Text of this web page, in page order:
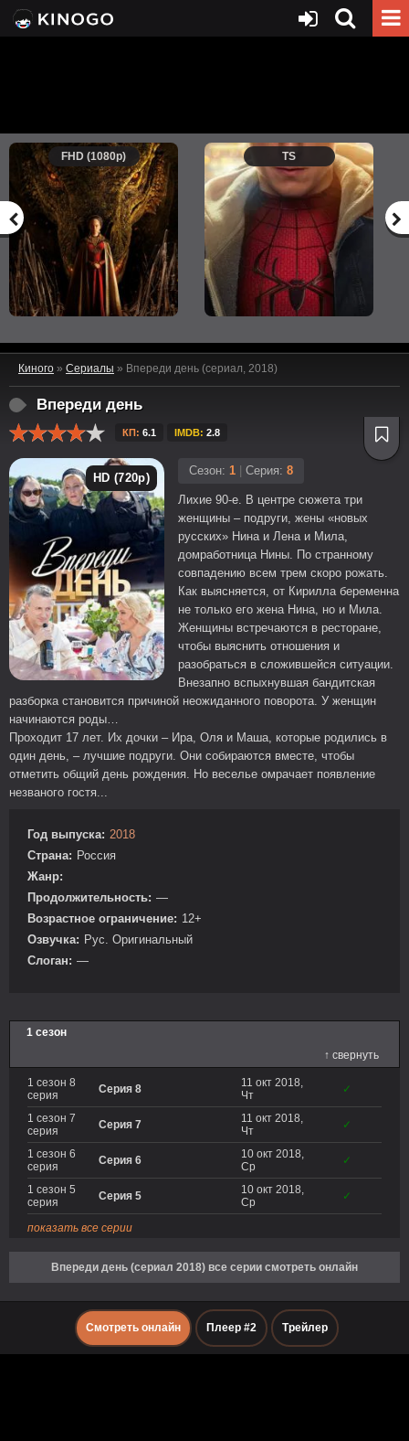
FHD (1080p) TS
Киного » Сериалы » Впереди день (сериал, 2018)
Впереди день
КП: 6.1 IMDB: 2.8
HD (720p)
Сезон: 1 Серия: 8
Лихие 90-е. В центре сюжета три
женщины – подруги, жены «новых
русских» Нина и Лена и Мила,
домработница Нины. По странному
совпадению всем трем скоро рожать.
Как выясняется, от Кирилла беременна
не только его жена Нина, но и Мила.
Женщины встречаются в ресторане,
чтобы выяснить отношения и
разобраться в сложившейся ситуации.
Внезапно вспыхнувшая бандитская
разборка становится причиной неожиданного поворота. У женщин
начинаются роды…
Проходит 17 лет. Их дочки – Ира, Оля и Маша, которые родились в
один день, – лучшие подруги. Они собираются вместе, чтобы
отметить общий день рождения. Но веселье омрачает появление
незваного гостя...
Год выпуска: 2018
Страна: Россия
Жанр:
Продолжительность: —
Возрастное ограничение: 12+
Озвучка: Рус. Оригинальный
Слоган: —
1 сезон
↑ свернуть
1 сезон 8
серия
Серия 8
11 окт 2018,
Чт
✓
1 сезон 7
серия
Серия 7
11 окт 2018,
Чт
✓
1 сезон 6
серия
Серия 6
10 окт 2018,
Ср
✓
1 сезон 5
серия
Серия 5
10 окт 2018,
Ср
✓
показать все серии
Впереди день (сериал 2018) все серии смотреть онлайн
Смотреть онлайн Плеер #2 Трейлер